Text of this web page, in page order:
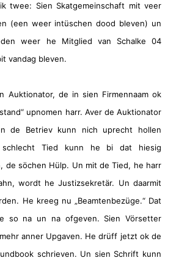
twee: Sien Skatgemeinschaft mit veer
(een weer intüschen dood bleven) un
weer he Mitglied van Schalke 04
vandag bleven.
Auktionator, de in sien Firmennaam ok
upnomen harr. Aver de Auktionator
de Betriev kunn nich uprecht hollen
Tied kunn he bi dat hiesig
de söchen Hülp. Un mit de Tied, he harr
wordt he Justizsekretär. Un daarmit
He kreeg nu „Beamtenbezüge.“ Dat
so na un na ofgeven. Sien Vörsetter
anner Upgaven. He drüff jetzt ok de
schrieven. Un sien Schrift kunn